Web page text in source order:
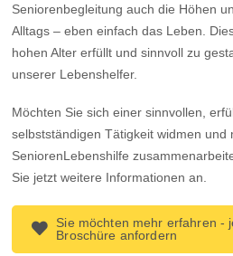
Seniorenbegleitung auch die Höhen
Alltags – eben einfach das Leben.
hohen Alter erfüllt und sinnvoll zu
unserer Lebenshelfer.
Möchten Sie sich einer sinnvollen,
selbstständigen Tätigkeit widmen und
SeniorenLebenshilfe
Sie jetzt weitere Informationen an.
Sie möchten mehr erfahren -
Broschüre anfordern